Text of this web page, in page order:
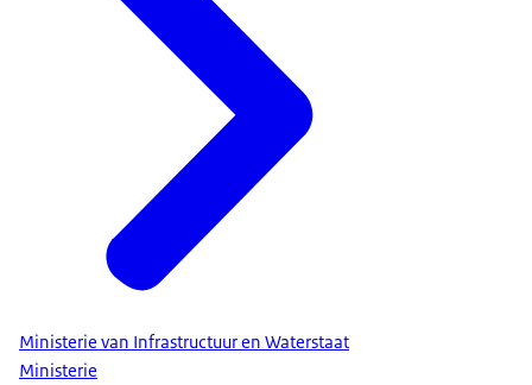
Ministerie van Infrastructuur en Waterstaat
Ministerie